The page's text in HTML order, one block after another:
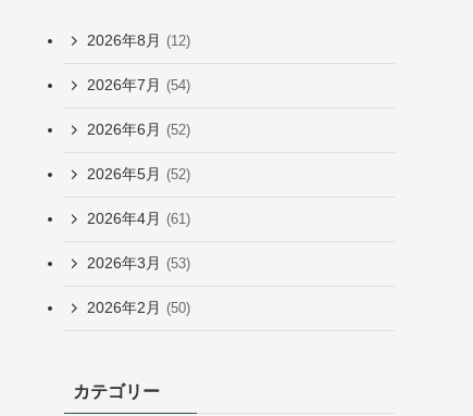
2026年8月 (12)
2026年7月 (54)
2026年6月 (52)
2026年5月 (52)
2026年4月 (61)
2026年3月 (53)
2026年2月 (50)
カテゴリー